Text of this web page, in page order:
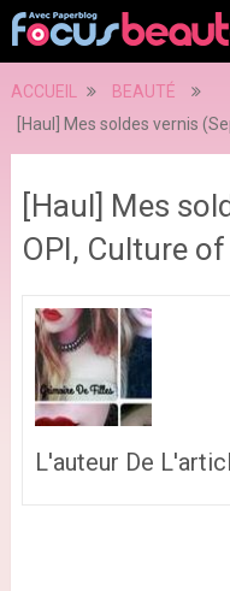
ACCUEIL
BEAUTÉ
[Haul] Mes soldes vernis
[Haul] Mes
OPI, Culture
L'auteur De